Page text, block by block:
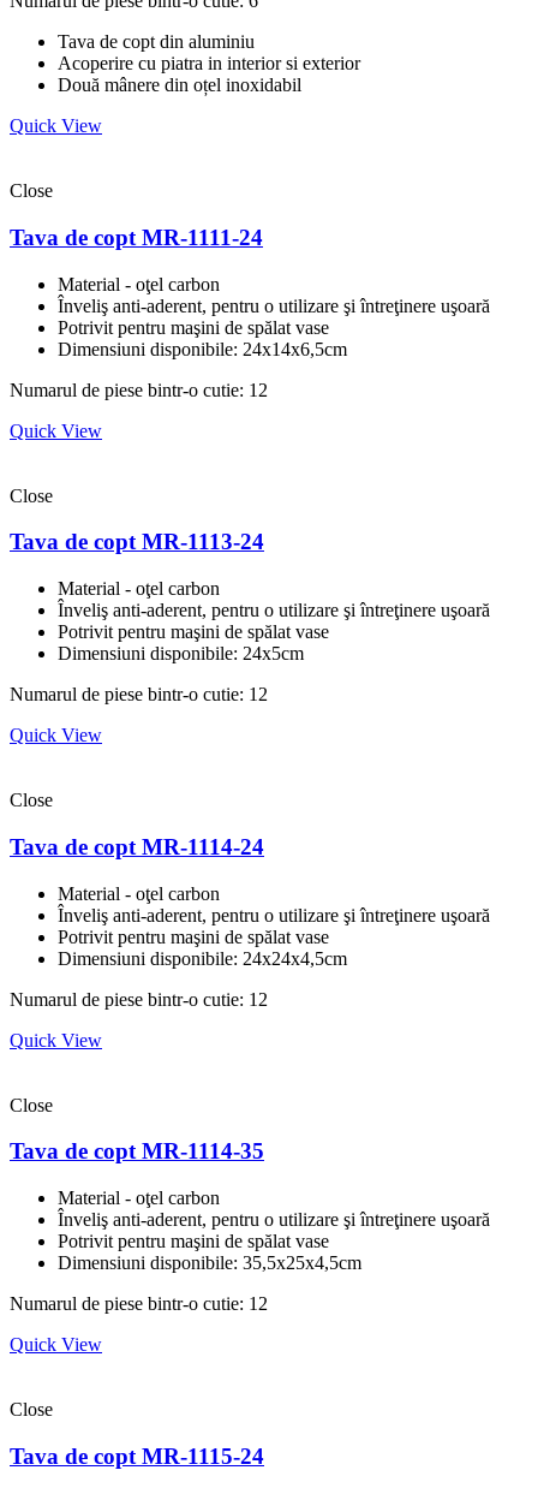
Tava de copt din aluminiu
Acoperire cu piatra in interior si exterior
Două mânere din oțel inoxidabil
Quick View
Close
Tava de copt MR-1111-24
Material - oţel carbon
Înveliş anti-aderent, pentru o utilizare şi întreţinere uşoară
Potrivit pentru maşini de spălat vase
Dimensiuni disponibile: 24x14x6,5cm
Numarul de piese bintr-o cutie: 12
Quick View
Close
Tava de copt MR-1113-24
Material - oţel carbon
Înveliş anti-aderent, pentru o utilizare şi întreţinere uşoară
Potrivit pentru maşini de spălat vase
Dimensiuni disponibile: 24x5cm
Numarul de piese bintr-o cutie: 12
Quick View
Close
Tava de copt MR-1114-24
Material - oţel carbon
Înveliş anti-aderent, pentru o utilizare şi întreţinere uşoară
Potrivit pentru maşini de spălat vase
Dimensiuni disponibile: 24x24x4,5cm
Numarul de piese bintr-o cutie: 12
Quick View
Close
Tava de copt MR-1114-35
Material - oţel carbon
Înveliş anti-aderent, pentru o utilizare şi întreţinere uşoară
Potrivit pentru maşini de spălat vase
Dimensiuni disponibile: 35,5x25x4,5cm
Numarul de piese bintr-o cutie: 12
Quick View
Close
Tava de copt MR-1115-24